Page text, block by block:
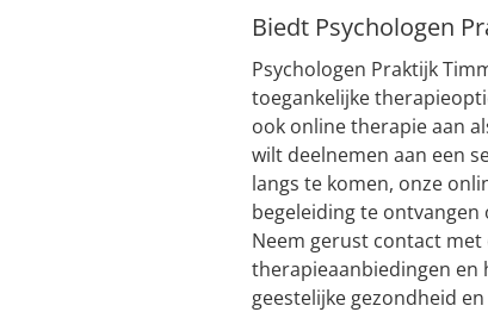
Biedt Psychologen
Psychologen Praktijk
toegankelijke
ook online therapie aan
wilt deelnemen aan een
langs te komen, onze
begeleiding te
Neem gerust contact
therapieaanbiedingen en
geestelijke gezondheid